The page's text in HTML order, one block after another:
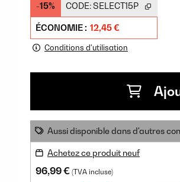
-15% CODE:SELECT15P
ÉCONOMIE : 12,45 €
Conditions d'utilisation
Aussi disponible dans d'autres
Achetez ce produit neuf
96,99 € (TVA incluse)